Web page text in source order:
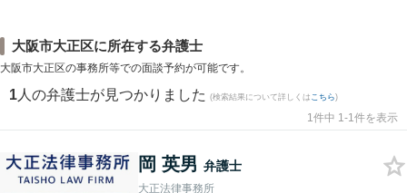
大阪市大正区に所在する弁護士
大阪市大正区の事務所等での面談予約が可能です。
1 人の弁護士が見つかりました (検索結果について詳しくは こちら)
1件中 1-1件を表示
岡 英男 弁護士
大正法律事務所